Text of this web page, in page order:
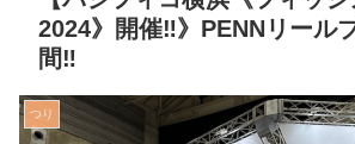
2024》開催‼️》PENNリール
間‼️
つり